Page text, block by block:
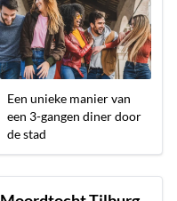
Een unieke manier van
een 3-gangen diner door
de stad